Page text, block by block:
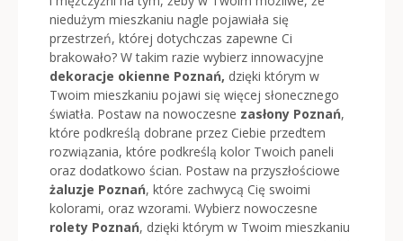
niedużym mieszkaniu nagle pojawiała się
przestrzeń, której dotychczas zapewne Ci
brakowało? W takim razie wybierz innowacyjne
dekoracje okienne Poznań, dzięki którym w
Twoim mieszkaniu pojawi się więcej słonecznego
światła. Postaw na nowoczesne zasłony Poznań,
które podkreślą dobrane przez Ciebie przedtem
rozwiązania, które podkreślą kolor Twoich paneli
oraz dodatkowo ścian. Postaw na przyszłościowe
żaluzje Poznań, które zachwycą Cię swoimi
kolorami, oraz wzorami. Wybierz nowoczesne
rolety Poznań, dzięki którym w Twoim mieszkaniu